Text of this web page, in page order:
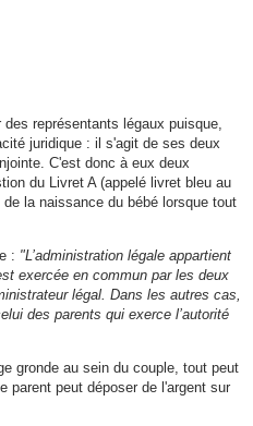
représentants légaux puisque,
juridique : il s'agit de ses deux
C'est donc à eux deux
du Livret A (appelé livret bleu au
la naissance du bébé lorsque tout
: "L’administration légale appartient
exercée en commun par les deux
légal. Dans les autres cas,
des parents qui exerce l’autorité
gronde au sein du couple, tout peut
parent peut déposer de l'argent sur